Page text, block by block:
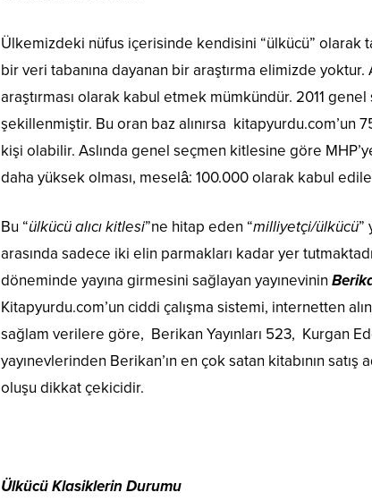
Ülkemizdeki nüfus içerisinde kendisini “ülkücü” olarak
bir veri tabanına dayanan bir araştırma elimizde
araştırması olarak kabul etmek mümkündür. 2011
şekillenmiştir. Bu oran baz alınırsa kitapyurdu.com’un
kişi olabilir. Aslında genel seçmen kitlesine göre
daha yüksek olması, meselâ: 100.000 olarak kabul
Bu “ülkücü alıcı kitlesi”ne hitap eden “milliyetçi/ülkücü”
arasında sadece iki elin parmakları kadar yer
döneminde yayına girmesini sağlayan yayınevinin
Kitapyurdu.com’un ciddi çalışma sistemi, internetten
sağlam verilere göre, Berikan Yayınları 523, Kurgan
yayınevlerinden Berikan’ın en çok satan kitabının
oluşu dikkat çekicidir.
Ülkücü Klasiklerin Durumu